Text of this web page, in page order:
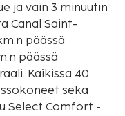
ja vain 3 minuutin
Canal Saint-
päässä
Kaikissa 40
sekä
Select Comfort -